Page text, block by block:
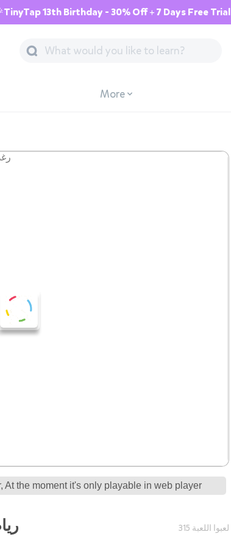
13th Birthday - 30% Off + 7 Days Free Trial
More
the moment it's only playable in web player
315 لعبوا اللعبة